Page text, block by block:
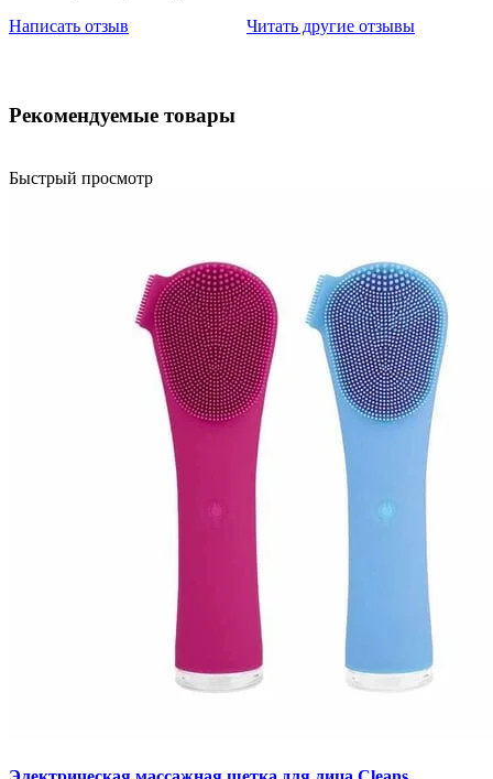
Написать отзыв
Читать другие отзывы
Рекомендуемые товары
Быстрый просмотр